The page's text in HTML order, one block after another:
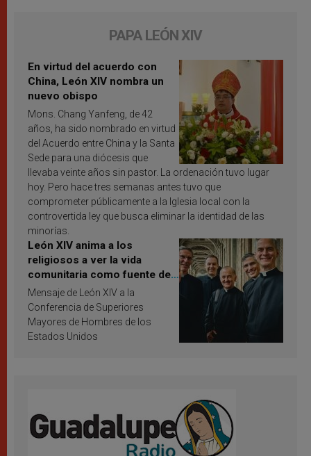
PAPA LEÓN XIV
En virtud del acuerdo con
China, León XIV nombra un
nuevo obispo
Mons. Chang Yanfeng, de 42
años, ha sido nombrado en virtud
del Acuerdo entre China y la Santa
Sede para una diócesis que
llevaba veinte años sin pastor. La ordenación tuvo lugar
hoy. Pero hace tres semanas antes tuvo que
comprometer públicamente a la Iglesia local con la
controvertida ley que busca eliminar la identidad de las
minorías.
León XIV anima a los
religiosos a ver la vida
comunitaria como fuente de
inspiración y santificación
Mensaje de León XIV a la
Conferencia de Superiores
Mayores de Hombres de los
Estados Unidos